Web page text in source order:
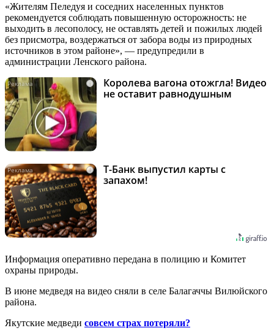
«Жителям Пеледуя и соседних населенных пунктов
рекомендуется соблюдать повышенную осторожность: не
выходить в лесополосу, не оставлять детей и пожилых людей
без присмотра, воздержаться от забора воды из природных
источников в этом районе», — предупредили в
администрации Ленского района.
i
Королева вагона отожгла! Видео
не оставит равнодушным
i
Т-Банк выпустил карты с
запахом!
Информация оперативно передана в полицию и Комитет
охраны природы.
В июне медведя на видео сняли в селе Балагаччы Вилюйского
района.
Якутские медведи совсем страх потеряли?